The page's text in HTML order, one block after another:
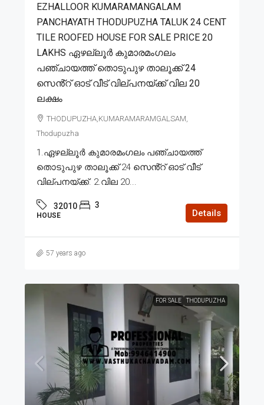
EZHALLOOR KUMARAMANGALAM
PANCHAYATH THODUPUZHA TALUK 24 CENT
TILE ROOFED HOUSE FOR SALE PRICE 20
LAKHS ഏഴല്ലൂർ കുമാരമംഗലം
പഞ്ചായത്ത് തൊടുപുഴ താലൂക്ക് 24
സെൻ്റ് ഓട് വീട് വില്പനയ്ക്ക് വില 20
ലക്ഷം
THODUPUZHA,KUMARAMARAMGALSAM,
Thodupuzha
1.ഏഴല്ലൂർ കുമാരമംഗലം പഞ്ചായത്ത്
തൊടുപുഴ താലൂക്ക് 24 സെൻ്റ് ഓട് വീട്
വില്പനയ്ക്ക്. 2.വില 20...
32010 3
HOUSE Details
57 years ago
FOR SALE THODUPUZHA